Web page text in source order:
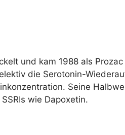
und kam 1988 als
die Serotonin-
Seine
wie Dapoxetin.